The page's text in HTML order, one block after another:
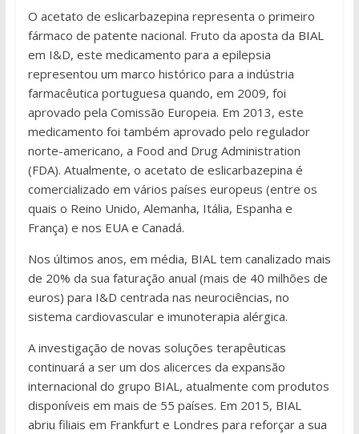
O acetato de eslicarbazepina representa o primeiro
fármaco de patente nacional. Fruto da aposta da BIAL
em I&D, este medicamento para a epilepsia
representou um marco histórico para a indústria
farmacêutica portuguesa quando, em 2009, foi
aprovado pela Comissão Europeia. Em 2013, este
medicamento foi também aprovado pelo regulador
norte-americano, a Food and Drug Administration
(FDA). Atualmente, o acetato de eslicarbazepina é
comercializado em vários países europeus (entre os
quais o Reino Unido, Alemanha, Itália, Espanha e
França) e nos EUA e Canadá.
Nos últimos anos, em média, BIAL tem canalizado mais
de 20% da sua faturação anual (mais de 40 milhões de
euros) para I&D centrada nas neurociências, no
sistema cardiovascular e imunoterapia alérgica.
A investigação de novas soluções terapêuticas
continuará a ser um dos alicerces da expansão
internacional do grupo BIAL, atualmente com produtos
disponíveis em mais de 55 países. Em 2015, BIAL
abriu filiais em Frankfurt e Londres para reforçar a sua